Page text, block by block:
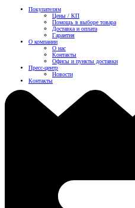
Покупателям
Цены / КП
Помощь в выборе товара
Доставка и оплата
Гарантия
О компании
О нас
Контакты
Офисы и пункты доставки
Пресс-центр
Новости
Контакты